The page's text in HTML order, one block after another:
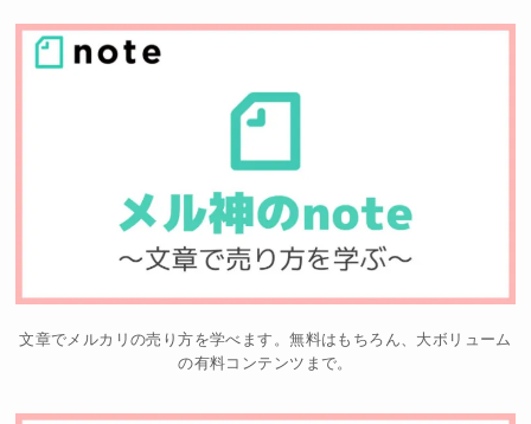
文章でメルカリの売り方を学べます。無料はもちろん、大ボリューム
の有料コンテンツまで。